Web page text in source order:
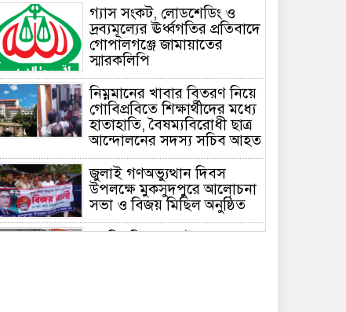
গ্যাস সংকট, লোডশেডিং ও
দ্রব্যমূল্যের ঊর্ধ্বগতির প্রতিবাদে
গোপালগঞ্জে জামায়াতের
স্মারকলিপি
নিম্নমানের খাবার বিতরণ নিয়ে
গোবিপ্রবিতে শিক্ষার্থীদের মধ্যে
হাতাহাতি, বৈষম্যবিরোধী ছাত্র
আন্দোলনের সদস্য সচিব আহত
জুলাই গণঅভ্যুত্থান দিবস
উপলক্ষে মুকসুদপুরে আলোচনা
সভা ও বিজয় মিছিল অনুষ্ঠিত
গোবিপ্রবিতে জুলাই